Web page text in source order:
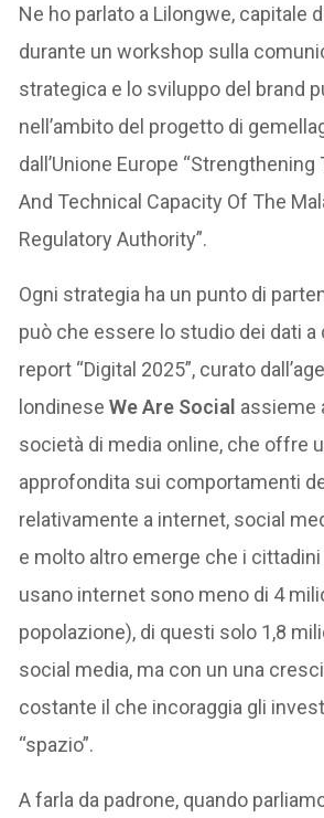
Ne ho parlato a Lilongwe, capitale
durante un workshop sulla
strategica e lo sviluppo del brand
nell’ambito del progetto di
dall’Unione Europe
And Technical Capacity Of The
Regulatory Authority”.
Ogni strategia ha un punto di
può che essere lo studio dei dati a
report “Digital 2025”, curato
londinese We Are Social assieme
società di media online, che offre
approfondita sui comportamenti
relativamente a internet, social
e molto altro emerge che i
usano internet sono meno di 4
popolazione), di questi solo 1,8
social media, ma con un una
costante il che incoraggia gli
“spazio”.
A farla da padrone, quando